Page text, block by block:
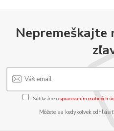
Nepremeškajte
Súhlasím sospracovaním osobných
Môžete sa kedykoľvek